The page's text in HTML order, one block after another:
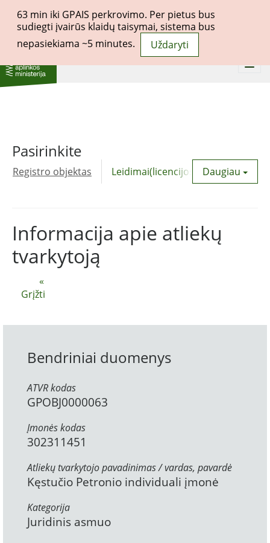
63 min iki GPAIS perkrovimo. Per pietus bus
sudiegti įvairūs klaidų taisymai, sistema bus
nepasiekiama ~5 minutes.
Uždaryti
Pasirinkite
Registro objektas Leidimai(licencijos) Daugiau
«
Grįžti
Informacija apie atliekų
tvarkytoją
Bendriniai duomenys
ATVR kodas
GPOBJ0000063
Įmonės kodas
302311451
Atliekų tvarkytojo pavadinimas / vardas, pavardė
Kęstučio Petronio individuali įmonė
Kategorija
Juridinis asmuo